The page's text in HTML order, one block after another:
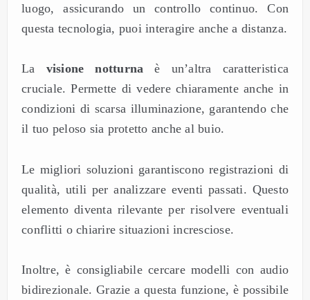
luogo, assicurando un controllo continuo. Con
questa tecnologia, puoi interagire anche a distanza.
La visione notturna è un’altra caratteristica
cruciale. Permette di vedere chiaramente anche in
condizioni di scarsa illuminazione, garantendo che
il tuo peloso sia protetto anche al buio.
Le migliori soluzioni garantiscono registrazioni di
qualità, utili per analizzare eventi passati. Questo
elemento diventa rilevante per risolvere eventuali
conflitti o chiarire situazioni incresciose.
Inoltre, è consigliabile cercare modelli con audio
bidirezionale. Grazie a questa funzione, è possibile